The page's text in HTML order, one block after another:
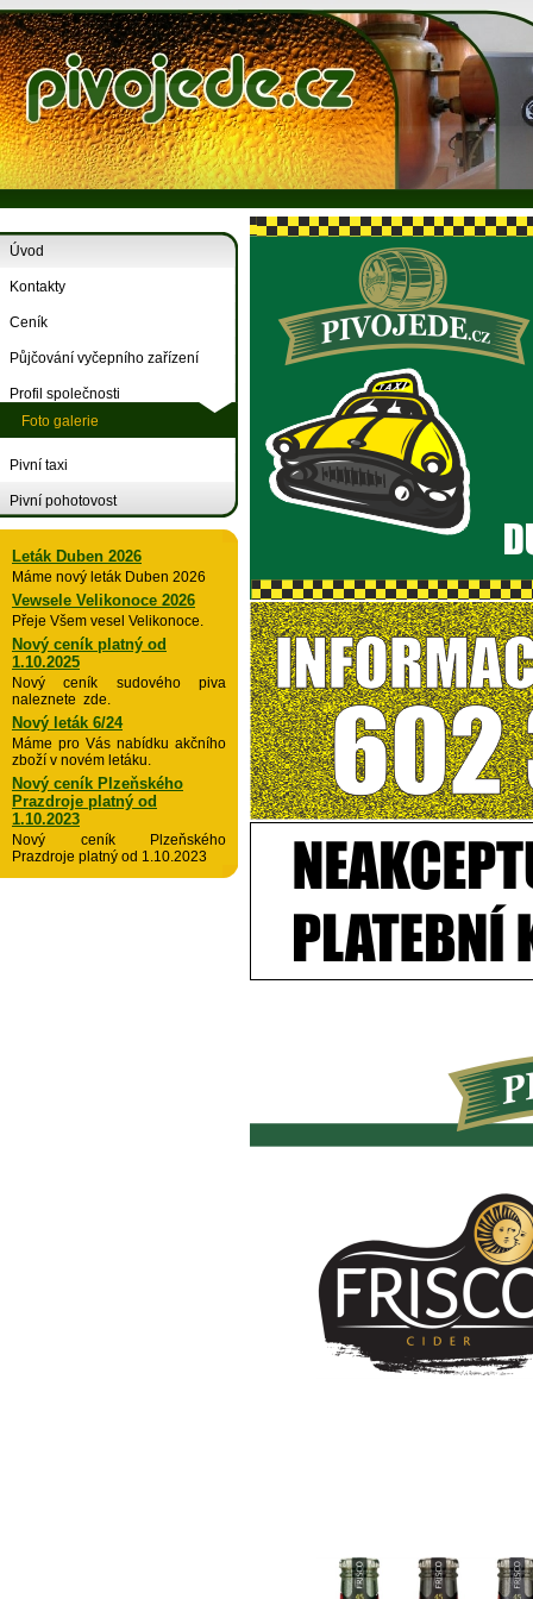
Úvod
Kontakty
Ceník
Půjčování vyčepního zařízení
Profil společnosti
Foto galerie
Pivní taxi
Pivní pohotovost
Leták Duben 2026
Máme nový leták Duben 2026
Vewsele Velikonoce 2026
Přeje Všem vesel Velikonoce.
Nový ceník platný od
1.10.2025
Nový ceník sudového piva
naleznete zde.
Nový leták 6/24
Máme pro Vás nabídku akčního
zboží v novém letáku.
Nový ceník Plzeňského
Prazdroje platný od
1.10.2023
Nový ceník Plzeňského
Prazdroje platný od 1.10.2023